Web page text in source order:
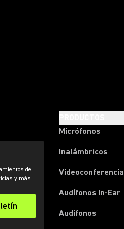
de
y más!
Micrófonos
Inalámbricos
Videoconferencia
Audífonos In-Ear
Audifonos